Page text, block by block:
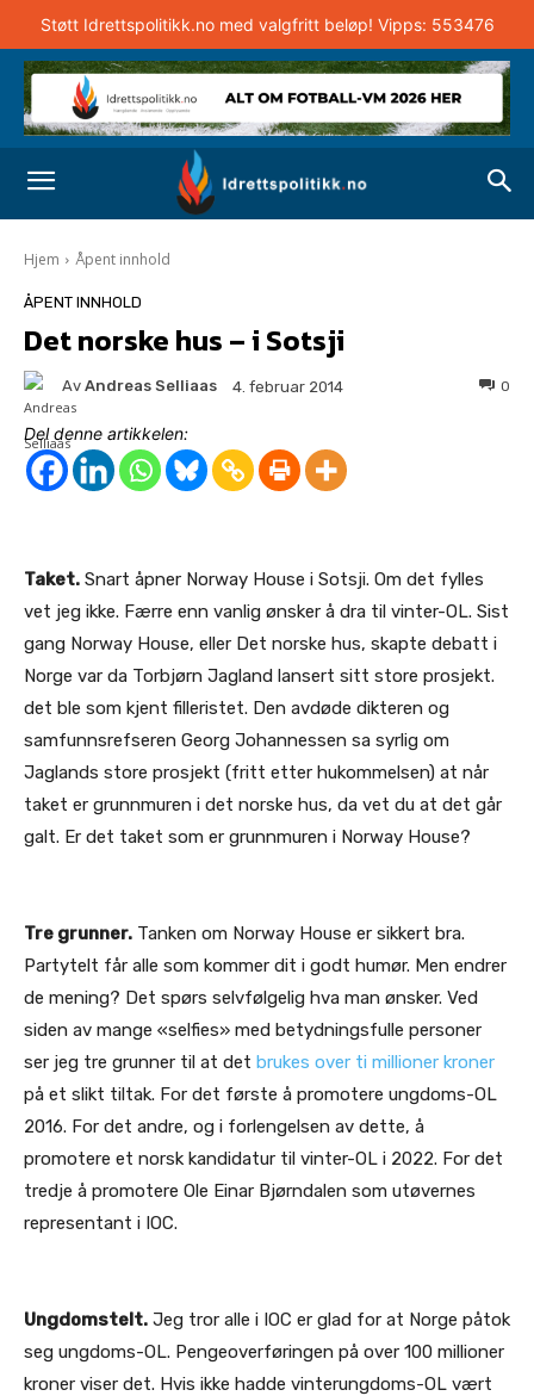
Støtt Idrettspolitikk.no med valgfritt beløp! Vipps: 553476
Hjem Åpent innhold
ÅPENT INNHOLD
Det norske hus – i Sotsji
Av Andreas Selliaas 4. februar 2014 0
Del denne artikkelen:
Taket. Snart åpner Norway House i Sotsji. Om det fylles
vet jeg ikke. Færre enn vanlig ønsker å dra til vinter-OL. Sist
gang Norway House, eller Det norske hus, skapte debatt i
Norge var da Torbjørn Jagland lansert sitt store prosjekt.
det ble som kjent filleristet. Den avdøde dikteren og
samfunnsrefseren Georg Johannessen sa syrlig om
Jaglands store prosjekt (fritt etter hukommelsen) at når
taket er grunnmuren i det norske hus, da vet du at det går
galt. Er det taket som er grunnmuren i Norway House?
Tre grunner. Tanken om Norway House er sikkert bra.
Partytelt får alle som kommer dit i godt humør. Men endrer
de mening? Det spørs selvfølgelig hva man ønsker. Ved
siden av mange «selfies» med betydningsfulle personer
ser jeg tre grunner til at det brukes over ti millioner kroner
på et slikt tiltak. For det første å promotere ungdoms-OL
2016. For det andre, og i forlengelsen av dette, å
promotere et norsk kandidatur til vinter-OL i 2022. For det
tredje å promotere Ole Einar Bjørndalen som utøvernes
representant i IOC.
Ungdomstelt. Jeg tror alle i IOC er glad for at Norge påtok
seg ungdoms-OL. Pengeoverføringen på over 100 millioner
kroner viser det. Hvis ikke hadde vinterungdoms-OL vært